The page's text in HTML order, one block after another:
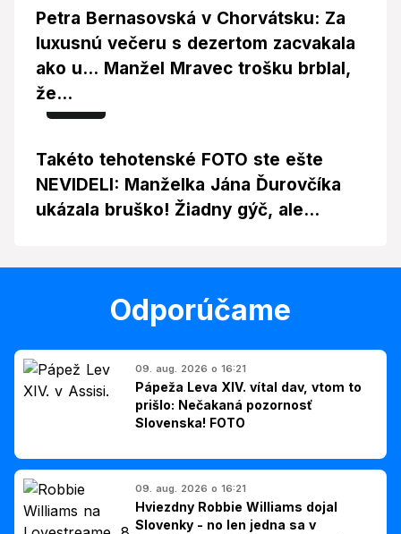
Petra Bernasovská v Chorvátsku: Za
luxusnú večeru s dezertom zacvakala
ako u... Manžel Mravec trošku brblal,
že...
Foto
Takéto tehotenské FOTO ste ešte
NEVIDELI: Manželka Jána Ďurovčíka
ukázala bruško! Žiadny gýč, ale...
Odporúčame
09. aug. 2026 o 16:21
Pápeža Leva XIV. vítal dav, vtom to
prišlo: Nečakaná pozornosť
Slovenska! FOTO
09. aug. 2026 o 16:21
Hviezdny Robbie Williams dojal
Slovenky - no len jedna sa v